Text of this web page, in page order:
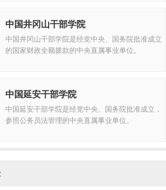
中国井冈山干部学院
中国井冈山干部学院是经党中央、国务院批准成立
的国家财政全额拨款的中央直属事业单位。
中国延安干部学院
中国延安干部学院是经党中央、国务院批准成立，
参照公务员法管理的中央直属事业单位。